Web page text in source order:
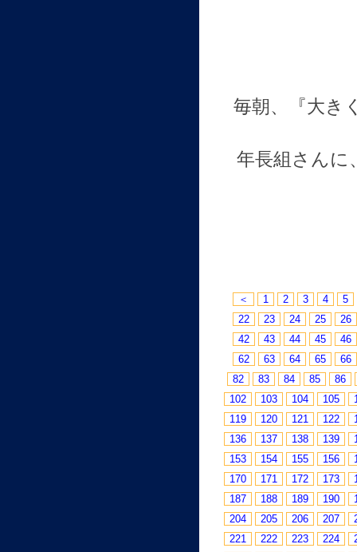
毎朝、『大き
年長組さん
＜ 1 2 3 4
5
22
23 24 25
26
42
43 44 45
46
62
63 64 65
66
82
83 84 85
86
102
103 104 105
119
120 121 122
136
137 138 139
153
154 155 156
170
171 172 173
187
188 189 190
204
205 206 207
221
222 223 224